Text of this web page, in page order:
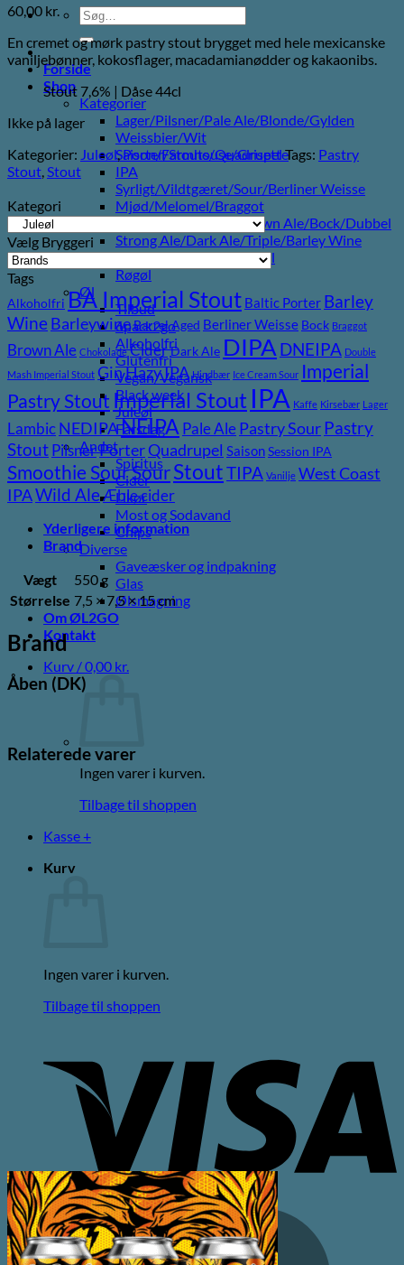
Søg
efter:
Forside
Shop
Kategorier
Lager/Pilsner/Pale Ale/Blonde/Gylden
Weissbier/Wit
Saison/Farmhouse/Grisette
IPA
Syrligt/Vildtgæret/Sour/Berliner Weisse
Mjød/Melomel/Braggot
Red Ale/Amber Ale/Brown Ale/Bock/Dubbel
Strong Ale/Dark Ale/Triple/Barley Wine
Porter/Stouts/Quadrupel
Røgøl
Øl
Tilbud
6pack2go
Alkoholfri
Glutenfri
Vegan/Vegansk
Black week
Juleøl
Farsdag
Andet
Spiritus
Cider
Likør
Most og Sodavand
Chips
Diverse
Gaveæsker og indpakning
Glas
Ølsmagning
Om ØL2GO
Kontakt
Kurv /0,00 kr.
Ingen varer i kurven.
Tilbage til shoppen
Kasse +
Kurv
Ingen varer i kurven.
Tilbage til shoppen
60,00 kr.
En cremet og mørk pastry stout brygget med hele mexicanske
vaniljebønner, kokosflager, macadamianødder og kakaonibs.
Stout 7,6% | Dåse 44cl
Ikke på lager
Kategorier: Juleøl,Porter/Stouts/QuadrupelTags: Pastry
Stout,Stout
Kategori
Vælg Bryggeri
Tags
Alkoholfri BA Imperial Stout Baltic Porter Barley
Wine BarleywineBarrel Aged Berliner Weisse Bock Braggot
Brown Ale Chokolade CiderDark Ale DIPA DNEIPA Double
Mash Imperial Stout GinHazy IPA Hindbær Ice Cream Sour Imperial
Pastry Stout Imperial Stout IPA Kaffe Kirsebær Lager
Lambic NEDIPANEIPA Pale Ale Pastry Sour Pastry
Stout PilsnerPorterQuadrupel SaisonSession IPA
Smoothie SourSourStoutTIPA Vanilje West Coast
IPAWild Ale Æble cider
Yderligere information
Brand
Vægt
550 g
Størrelse 7,5 × 7,5 × 15 cm
Brand
Åben (DK)
Relaterede varer